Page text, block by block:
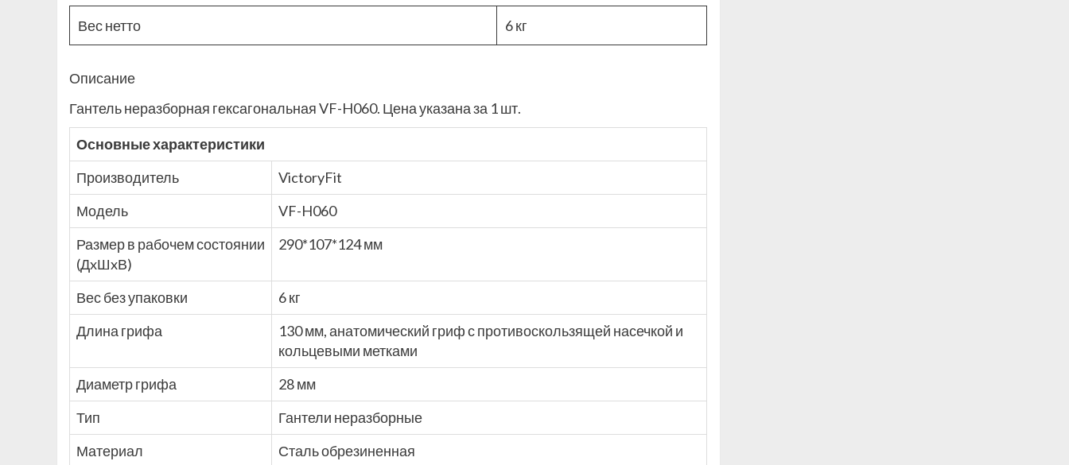
Вес нетто 6 кг
Описание
Гантель неразборная гексагональная VF-H060. Цена указана за 1 шт.
Основные характеристики
Производитель
VictoryFit
Модель
VF-H060
Размер в рабочем состоянии
(ДxШxВ)
290*107*124 мм
Вес без упаковки
6 кг
Длина грифа
130 мм, анатомический гриф с противоскользящей насечкой и
кольцевыми метками
Диаметр грифа
28 мм
Тип
Гантели неразборные
Материал
Сталь обрезиненная